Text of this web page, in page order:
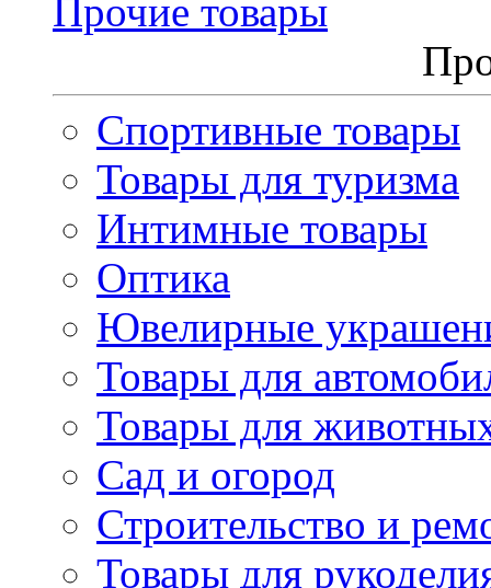
Прочие товары
Спортивные товары
Товары для туризма
Интимные товары
Оптика
Ювелирные
Товары для
Товары для
Сад и огород
Строительство и
Товары для